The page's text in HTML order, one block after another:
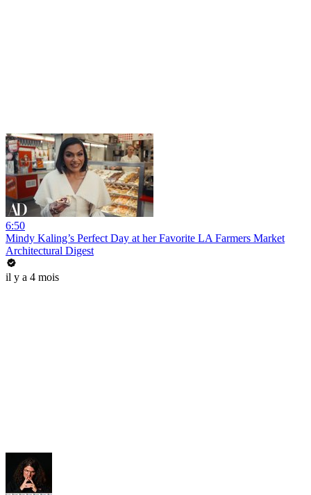
6:50
Mindy Kaling’s Perfect Day at her Favorite LA Farmers Market
Architectural Digest
il y a 4 mois